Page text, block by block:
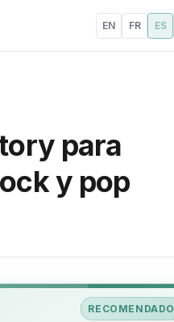
EN FR ES
para
y pop
RECOMENDADO